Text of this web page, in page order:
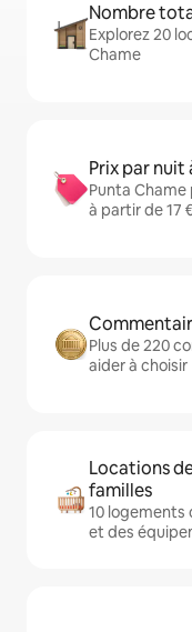
Nombre
Explorez 20
Chame
Prix par
Punta
à partir de 17
Plus de 220
aider à choisir
Locations
familles
10
et des